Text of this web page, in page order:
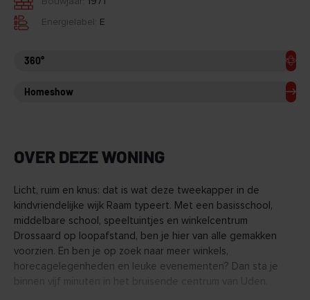
Energielabel: E
360°
Homeshow
OVER DEZE WONING
Licht, ruim en knus: dat is wat deze tweekapper in de
kindvriendelijke wijk Raam typeert. Met een basisschool,
middelbare school, speeltuintjes en winkelcentrum
Drossaard op loopafstand, ben je hier van alle gemakken
voorzien. En ben je op zoek naar meer winkels,
horecagelegenheden en leuke evenementen? Dan sta je
binnen vijf minuten in het bruisende centrum van Uden.